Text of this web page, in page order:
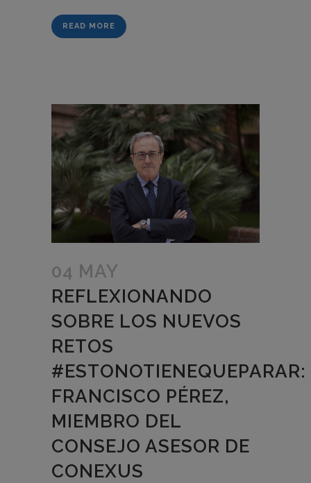
READ MORE
04 MAY
REFLEXIONANDO
SOBRE LOS NUEVOS
RETOS
#ESTONOTIENEQUEPARAR:
FRANCISCO PÉREZ,
MIEMBRO DEL
CONSEJO ASESOR DE
CONEXUS